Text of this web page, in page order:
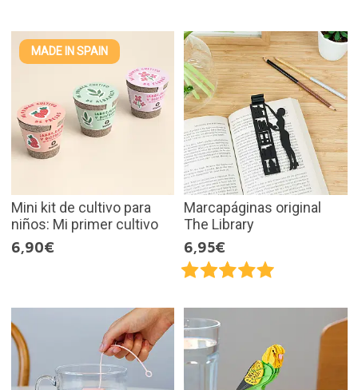
MADE IN SPAIN
Mini kit de cultivo para
niños: Mi primer cultivo
6,90€
Marcapáginas original
The Library
6,95€